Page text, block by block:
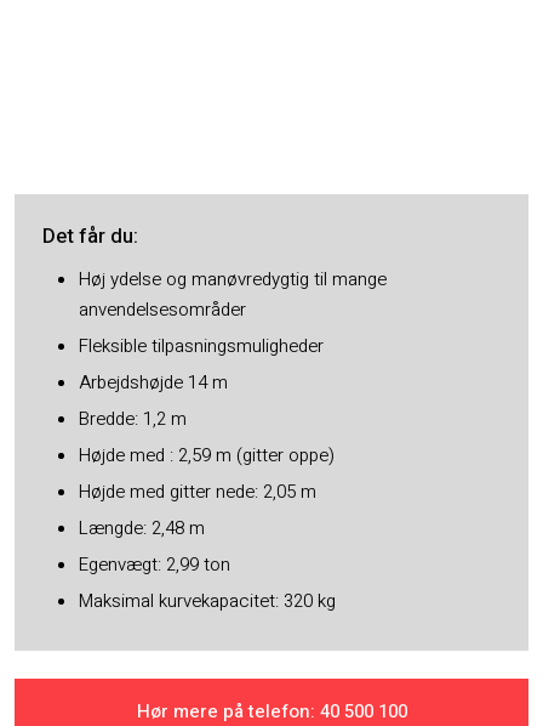
Det får du​:
Høj ydelse og manøvredygtig til mange
anvendelsesområder
Fleksible tilpasningsmuligheder
Arbejdshøjde 14 m
Bredde: 1,2 m
Højde med : 2,59 m (gitter oppe)
Højde med gitter nede: 2,05 m
Længde: 2,48 m
Egenvægt: 2,99 ton
Maksimal kurvekapacitet: 320 kg
Hør mere på telefon: ​40 500 100